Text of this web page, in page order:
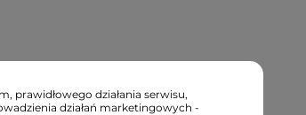
prawidłowego działania serwisu,
działań marketingowych -